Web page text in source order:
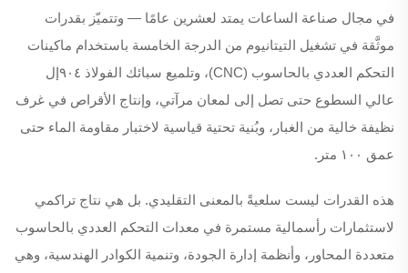
في مجال صناعة الساعات يمتد لعشرين عامًا — وتتميّز بقدرات
موثَّقة في تشغيل التيتانيوم من الدرجة الخامسة باستخدام ماكينات
التحكم العددي بالحاسوب (CNC)، وتلميع سبائك الفولاذ ٩٠٤إل
عالي السطوع حتى تصل إلى لمعان مرآتي، وإنتاج الأقراص في غرف
نظيفة خالية من الغبار، وبُنية تحتية قياسية لاختبار مقاومة الماء حتى
عمق ١٠٠ متر.
هذه القدرات ليست سلعيةً بالمعنى التقليدي. بل هي نتاج تراكمي
لاستثمارات رأسمالية مستمرة في معدات التحكم العددي بالحاسوب
متعددة المحاور، وأنظمة إدارة الجودة، وتنمية الكوادر الهندسية، وهي